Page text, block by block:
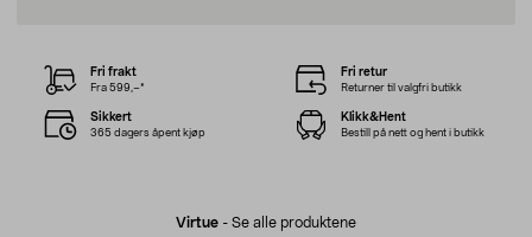
Virtue - Se alle produktene
Fri frakt
Fra 599,–*
Fri retur
Returner til valgfri butikk
Sikkert
365 dagers åpent kjøp
Klikk&Hent
Bestill på nett og hent i butikk